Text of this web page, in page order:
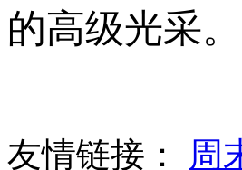
的高级光采。
友情链接： 周